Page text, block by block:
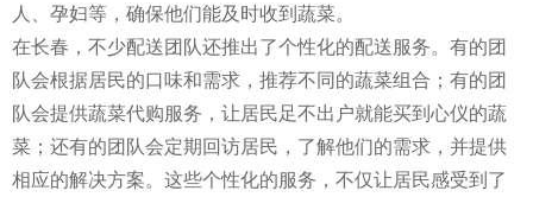
人、孕妇等，确保他们能及时收到蔬菜。
在长春，不少配送团队还推出了个性化的配送服务。有的团
队会根据居民的口味和需求，推荐不同的蔬菜组合；有的团
队会提供蔬菜代购服务，让居民足不出户就能买到心仪的蔬
菜；还有的团队会定期回访居民，了解他们的需求，并提供
相应的解决方案。这些个性化的服务，不仅让居民感受到了